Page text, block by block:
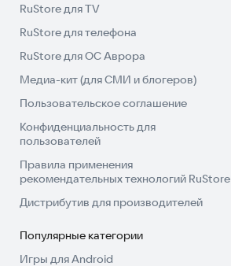
RuStore для TV
RuStore для телефона
RuStore для ОС Аврора
Медиа-кит (для СМИ и блогеров)
Пользовательское соглашение
Конфиденциальность для
пользователей
Правила применения
рекомендательных технологий RuStore
Дистрибутив для производителей
Популярные категории
Игры для Android